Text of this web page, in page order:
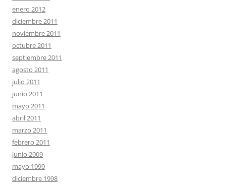
enero 2012
diciembre 2011
noviembre 2011
octubre 2011
septiembre 2011
agosto 2011
julio 2011
junio 2011
mayo 2011
abril 2011
marzo 2011
febrero 2011
junio 2009
mayo 1999
diciembre 1998